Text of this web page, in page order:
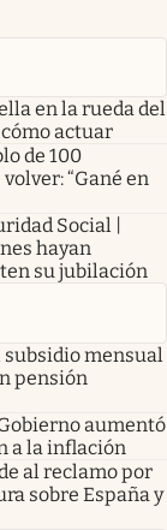
en la rueda del
actuar
de 100
“Gané en
Social |
hayan
su jubilación
subsidio mensual
pensión
aumentó
a la inflación
al reclamo por
sobre España y